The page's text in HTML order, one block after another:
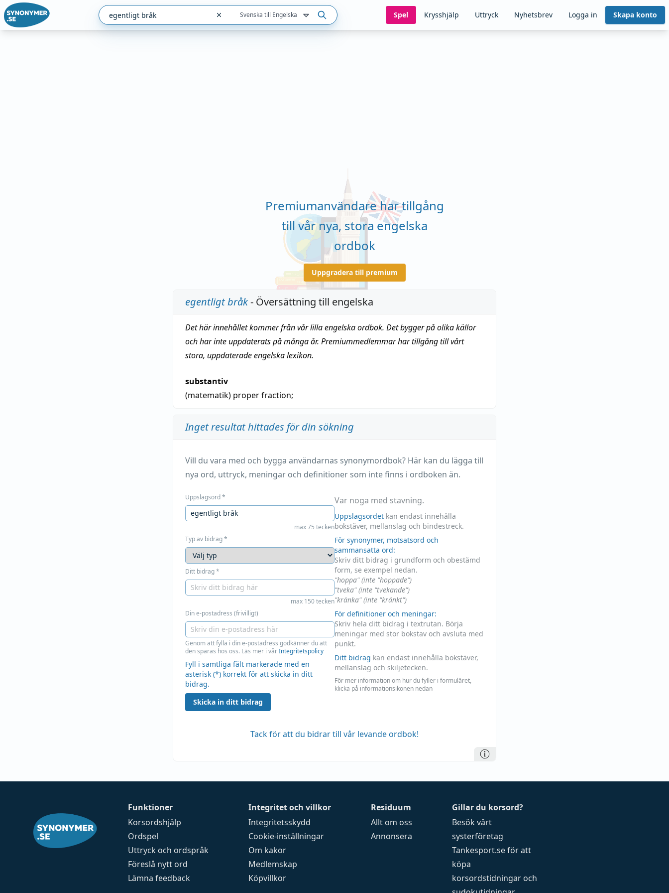
Svenska till Engelska Spel Krysshjälp Uttryck Nyhetsbrev Logga in Skapa konto
Premiumanvändare har tillgång
till vår nya, stora engelska
ordbok
Uppgradera till premium
egentligt bråk- Översättning till engelska
Det här innehållet kommer från vår lilla engelska ordbok. Det bygger på olika källor
och har inte uppdaterats på många år. Premiummedlemmar har tillgång till vårt
stora, uppdaterade engelska lexikon.
substantiv
(matematik) proper fraction;
Inget resultat hittades för din sökning
Vill du vara med och bygga användarnas synonymordbok? Här kan du lägga till
nya ord, uttryck, meningar och definitioner som inte finns i ordboken än.
Uppslagsord*
max 75 tecken
Typ av bidrag*
Ditt bidrag*
max 150 tecken
Din e-postadress (frivilligt)
Genom att fylla i din e-postadress godkänner du att
den sparas hos oss. Läs mer i vårIntegritetspolicy
Fyll i samtliga fält markerade med en
asterisk (*) korrekt för att skicka in ditt
bidrag.
Skicka in ditt bidrag
Var noga med stavning.
Uppslagsordet kan endast innehålla
bokstäver, mellanslag och bindestreck.
För synonymer, motsatsord och
sammansatta ord:
Skriv ditt bidrag i grundform och obestämd
form, se exempel nedan.
"hoppa" (inte "hoppade")
"tveka" (inte "tvekande")
"kränka" (inte "kränkt")
För definitioner och meningar:
Skriv hela ditt bidrag i textrutan. Börja
meningar med stor bokstav och avsluta med
punkt.
Ditt bidrag kan endast innehålla bokstäver,
mellanslag och skiljetecken.
För mer information om hur du fyller i formuläret,
klicka på informationsikonen nedan
Tack för att du bidrar till vår levande ordbok!
Funktioner
Korsordshjälp
Ordspel
Uttryck och ordspråk
Föreslå nytt ord
Lämna feedback
Integritet och villkor
Integritetsskydd
Cookie-inställningar
Om kakor
Medlemskap
Köpvillkor
Residuum
Allt om oss
Annonsera
Gillar du korsord?
Besök vårt
systerföretag
Tankesport.seför att
köpa
korsordstidningar och